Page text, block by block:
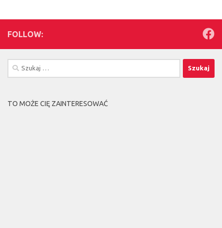
FOLLOW:
Szukaj:
TO MOŻE CIĘ ZAINTERESOWAĆ